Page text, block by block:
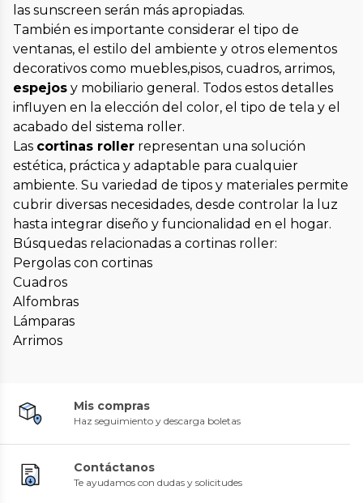
las sunscreen serán más apropiadas.
También es importante considerar el tipo de
ventanas, el estilo del ambiente y otros elementos
decorativos como muebles,pisos, cuadros, arrimos,
espejos y mobiliario general. Todos estos detalles
influyen en la elección del color, el tipo de tela y el
acabado del sistema roller.
Las cortinas roller representan una solución
estética, práctica y adaptable para cualquier
ambiente. Su variedad de tipos y materiales permite
cubrir diversas necesidades, desde controlar la luz
hasta integrar diseño y funcionalidad en el hogar.
Búsquedas relacionadas a cortinas roller:
Pergolas con cortinas
Cuadros
Alfombras
Lámparas
Arrimos
Mis compras
Haz seguimiento y descarga boletas
Contáctanos
Te ayudamos con dudas y solicitudes